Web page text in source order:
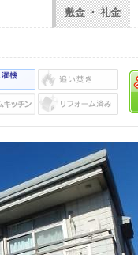
敷金 ・ 礼金